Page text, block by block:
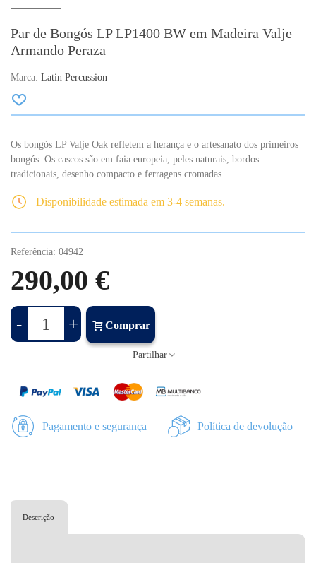
Par de Bongós LP LP1400 BW em Madeira Valje
Armando Peraza
Marca: Latin Percussion
Os bongós LP Valje Oak refletem a herança e o artesanato dos primeiros
bongós. Os cascos são em faia europeia, peles naturais, bordos
tradicionais, desenho compacto e ferragens cromadas.
Disponibilidade estimada em 3-4 semanas.
Referência: 04942
290,00 €
- + Comprar
Partilhar
Pagamento e segurança Política de devolução
Descrição